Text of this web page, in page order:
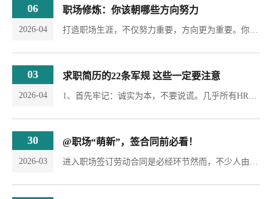
06
2026-04
职场修炼：你该朝哪些方向努力
03
2026-04
求职简历的22条军规 这些一定要注意
30
2026-03
@职场“萌新”，签合同前必看！